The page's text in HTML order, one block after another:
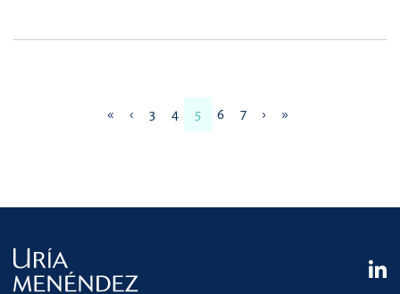
« ‹ 3 4 5 6 7 › »